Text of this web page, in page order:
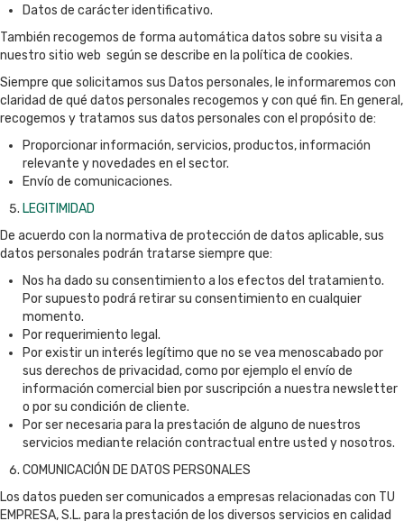
Datos de carácter identificativo.
También recogemos de forma automática datos sobre su visita a
nuestro sitio web según se describe en la política de cookies.
Siempre que solicitamos sus Datos personales, le informaremos con
claridad de qué datos personales recogemos y con qué fin. En general,
recogemos y tratamos sus datos personales con el propósito de:
Proporcionar información, servicios, productos, información
relevante y novedades en el sector.
Envío de comunicaciones.
LEGITIMIDAD
De acuerdo con la normativa de protección de datos aplicable, sus
datos personales podrán tratarse siempre que:
Nos ha dado su consentimiento a los efectos del tratamiento.
Por supuesto podrá retirar su consentimiento en cualquier
momento.
Por requerimiento legal.
Por existir un interés legítimo que no se vea menoscabado por
sus derechos de privacidad, como por ejemplo el envío de
información comercial bien por suscripción a nuestra newsletter
o por su condición de cliente.
Por ser necesaria para la prestación de alguno de nuestros
servicios mediante relación contractual entre usted y nosotros.
COMUNICACIÓN DE DATOS PERSONALES
Los datos pueden ser comunicados a empresas relacionadas con TU
EMPRESA, S.L. para la prestación de los diversos servicios en calidad